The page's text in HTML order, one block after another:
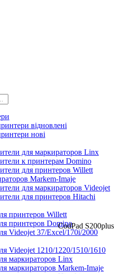
відновлені
нові
для маркираторов Linx
к принтерам Domino
для принтеров Willett
Markem-Imaje
для маркираторов Videojet
для принтеров Hitachi
принтеров Willett
принтеров Domino
Videojet 37/Excel/170i/2000
Videojet 1210/1220/1510/1610
маркираторов Linx
маркираторов Markem-Imaje
CodPad S200plus